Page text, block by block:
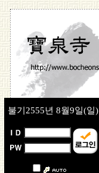
불기2555년 8월9일(일)